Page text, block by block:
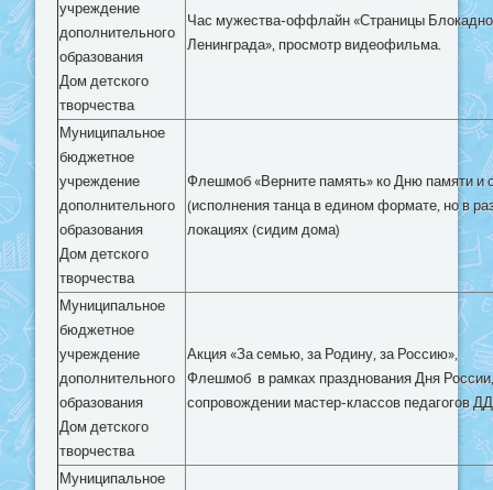
учреждение
дополнительного
образования
Дом детского
творчества
Час мужества-оффлайн «Страницы
Ленинграда», просмотр видеофильма.
Муниципальное
бюджетное
учреждение
дополнительного
образования
Дом детского
творчества
Флешмоб «Верните память» ко Дню памяти и
(исполнения танца в едином формате, но в
локациях (сидим дома)
Муниципальное
бюджетное
учреждение
дополнительного
образования
Дом детского
творчества
Акция «За семью, за Родину, за Россию»,
Флешмоб в рамках празднования Дня
сопровождении мастер-классов педагогов
Муниципальное